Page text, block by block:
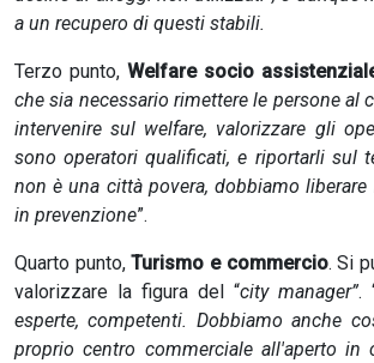
a un recupero di questi stabili.
Terzo punto, Welfare socio
che sia necessario rimettere le persone al
intervenire sul welfare, valorizzare gli
sono operatori qualificati, e riportarli sul
non è una città povera, dobbiamo
in prevenzione”.
Quarto punto,Turismo e commercio. Si
valorizzare la figura del “city manager”.
esperte, competenti. Dobbiamo anche
proprio centro commerciale all'aperto in